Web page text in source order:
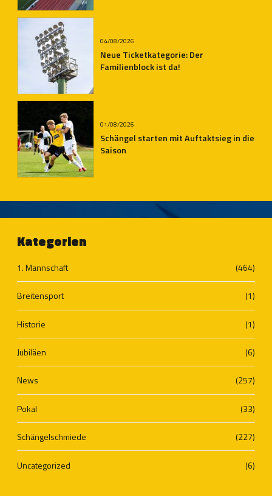
04/08/2026
Neue Ticketkategorie: Der
Familienblock ist da!
01/08/2026
Schängel starten mit Auftaktsieg in die
Saison
Kategorien
1. Mannschaft (464)
Breitensport (1)
Historie (1)
Jubiläen (6)
News (257)
Pokal (33)
Schängelschmiede (227)
Uncategorized (6)